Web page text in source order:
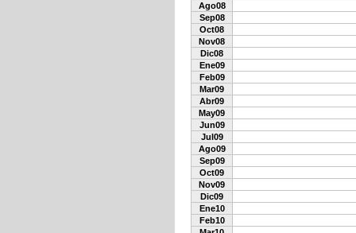
Ago08
Sep08
Oct08
Nov08
Dic08
Ene09
Feb09
Mar09
Abr09
May09
Jun09
Jul09
Ago09
Sep09
Oct09
Nov09
Dic09
Ene10
Feb10